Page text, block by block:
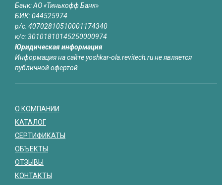
Банк: АО «Тинькофф Банк»
БИК: 044525974
р/с: 40702810510001174340
к/с: 30101810145250000974
Юридическая информация
Информация на сайте yoshkar-ola.revitech.ru не является
публичной офертой
О КОМПАНИИ
КАТАЛОГ
СЕРТИФИКАТЫ
ОБЪЕКТЫ
ОТЗЫВЫ
КОНТАКТЫ